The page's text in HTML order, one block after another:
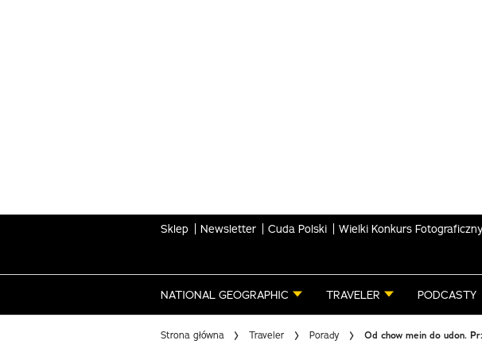
Sklep Newsletter Cuda Polski Wielki Konkurs
NATIONAL GEOGRAPHIC TRAVELER PODCASTY
Strona główna Traveler Porady Od chow mein do udon.